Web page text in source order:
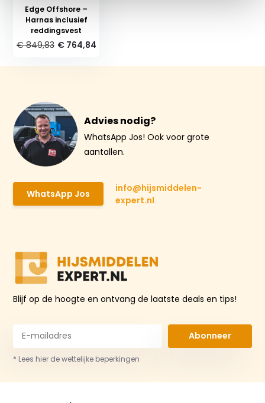
Edge Offshore –
Harnas inclusief
reddingsvest
€ 849,83 € 764,84
Advies nodig?
WhatsApp Jos! Ook voor grote
aantallen.
WhatsApp Jos
info@hijsmiddelen-
expert.nl
Blijf op de hoogte en ontvang de laatste deals en tips!
Abonneer
* Lees hier de wettelijke beperkingen